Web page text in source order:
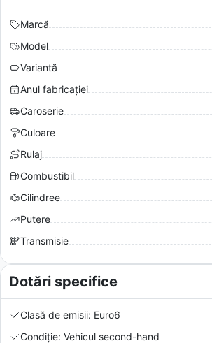
Marcă
Model
Variantă
Anul fabricației
Caroserie
Culoare
Rulaj
Combustibil
Cilindree
Putere
Transmisie
Dotări specifice
Clasă de emisii: Euro6
Condiție: Vehicul second-hand